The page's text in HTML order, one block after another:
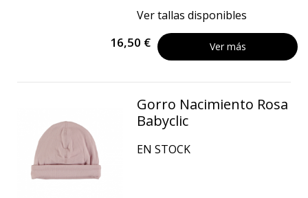
Ver tallas disponibles
16,50 € Ver más
Gorro Nacimiento Rosa
Babyclic
EN STOCK